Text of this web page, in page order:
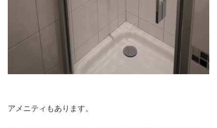
アメニティもあります。